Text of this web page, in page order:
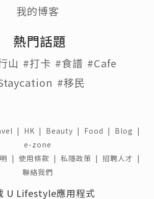
我的博客
熱門話題
山 #打卡 #食譜 #Cafe
#移民
| HK | Beauty | Food | Blog |
e-zone
| 使用條款 | 私隱政策 | 招聘人才 |
聯絡我們
U Lifestyle應用程式